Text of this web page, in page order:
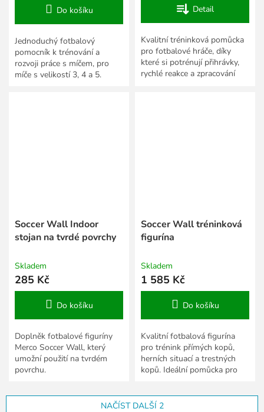
Do košíku
Jednoduchý fotbalový
pomocník k trénování a
rozvoji práce s míčem, pro
míče s velikostí 3, 4 a 5.
Detail
Kvalitní tréninková pomůcka
pro fotbalové hráče, díky
které si potrénují přihrávky,
rychlé reakce a zpracování
Soccer Wall Indoor
stojan na tvrdé povrchy
Skladem
285 Kč
Do košíku
Doplněk fotbalové figuríny
Merco Soccer Wall, který
umožní použití na tvrdém
povrchu.
Soccer Wall tréninková
figurína
Skladem
1 585 Kč
Do košíku
Kvalitní fotbalová figurína
pro trénink přímých kopů,
herních situací a trestných
kopů. Ideální pomůcka pro
NAČÍST DALŠÍ 2